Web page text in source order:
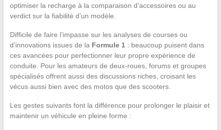
optimiser la recharge à la comparaison d’accessoires ou au
verdict sur la fiabilité d’un modèle.
Difficile de faire l’impasse sur les analyses de courses ou
d’innovations issues de la Formule 1 : beaucoup puisent dans
ces avancées pour perfectionner leur propre expérience de
conduite. Pour les amateurs de deux-roues, forums et groupes
spécialisés offrent aussi des discussions riches, croisant les
vécus aussi bien avec des motos que des scooters.
Les gestes suivants font la différence pour prolonger le plaisir et
maintenir un véhicule en pleine forme :